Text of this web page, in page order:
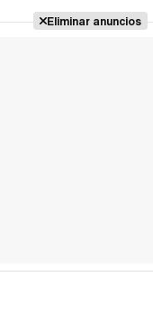
Eliminar anuncios